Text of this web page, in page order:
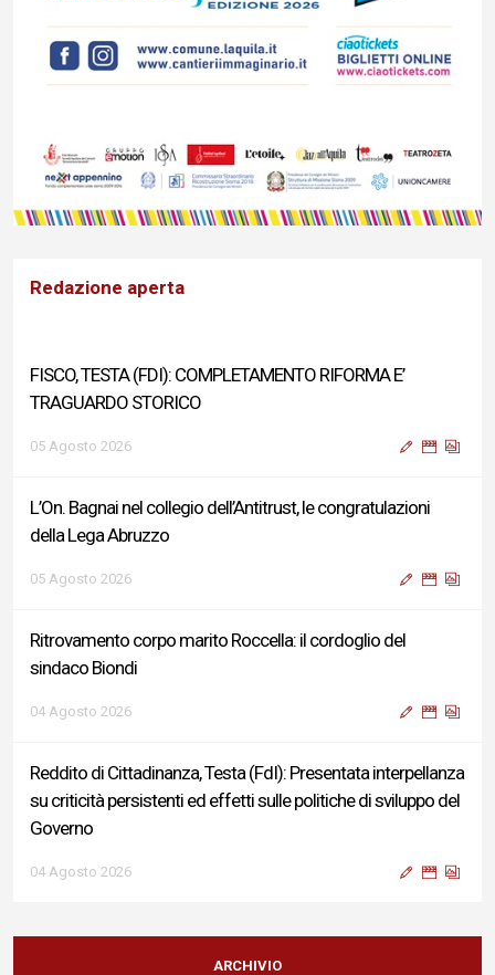
Redazione aperta
FISCO, TESTA (FDI): COMPLETAMENTO RIFORMA E’
TRAGUARDO STORICO
05 Agosto 2026
L’On. Bagnai nel collegio dell’Antitrust, le congratulazioni
della Lega Abruzzo
05 Agosto 2026
Ritrovamento corpo marito Roccella: il cordoglio del
sindaco Biondi
04 Agosto 2026
Reddito di Cittadinanza, Testa (FdI): Presentata interpellanza
su criticità persistenti ed effetti sulle politiche di sviluppo del
Governo
04 Agosto 2026
Sigismondi, Liris e Testa: “Profondo cordoglio e vicinanza al
Ministro Roccella e alla sua famiglia”
ARCHIVIO